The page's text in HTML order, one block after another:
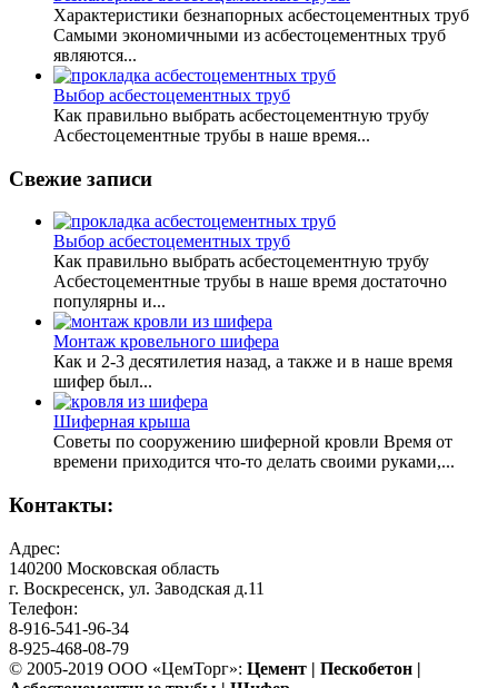
Характеристики безнапорных асбестоцементных труб
Самыми экономичными из асбестоцементных труб
являются...
Выбор асбестоцементных труб
Как правильно выбрать асбестоцементную трубу
Асбестоцементные трубы в наше время...
Свежие записи
Выбор асбестоцементных труб
Как правильно выбрать асбестоцементную трубу
Асбестоцементные трубы в наше время достаточно
популярны и...
Монтаж кровельного шифера
Как и 2-3 десятилетия назад, а также и в наше время
шифер был...
Шиферная крыша
Советы по сооружению шиферной кровли Время от
времени приходится что-то делать своими руками,...
Контакты:
Адрес:
140200 Московская область
г. Воскресенск, ул. Заводская д.11
Телефон:
8-916-541-96-34
8-925-468-08-79
© 2005-2019 ООО «ЦемТорг»: Цемент | Пескобетон |